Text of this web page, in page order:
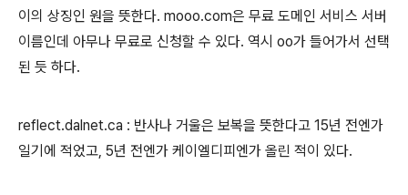
이의 상징인 원을 뜻한다. mooo.com은 무료 도메인 서비스 서버
이름인데 아무나 무료로 신청할 수 있다. 역시 oo가 들어가서 선택
된 듯 하다.
reflect.dalnet.ca : 반사나 거울은 보복을 뜻한다고 15년 전엔가
일기에 적었고, 5년 전엔가 케이엘디피엔가 올린 적이 있다.